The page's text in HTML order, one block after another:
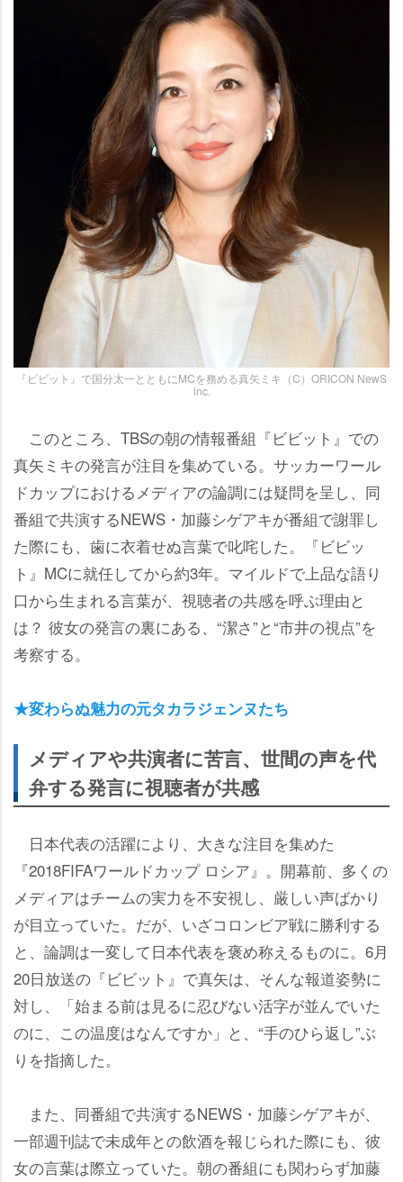
『ビビット』で国分太一とともにMCを務める真矢ミキ（C）ORICON NewS
inc.
このところ、TBSの朝の情報番組『ビビット』での
真矢ミキの発言が注目を集めている。サッカーワール
ドカップにおけるメディアの論調には疑問を呈し、同
番組で共演するNEWS・加藤シゲアキが番組で謝罪し
た際にも、歯に衣着せぬ言葉で叱咤した。『ビビッ
ト』MCに就任してから約3年。マイルドで上品な語り
口から生まれる言葉が、視聴者の共感を呼ぶ理由と
は？ 彼女の発言の裏にある、“潔さ”と“市井の視点”を
考察する。
★変わらぬ魅力の元タカラジェンヌたち
メディアや共演者に苦言、世間の声を代
弁する発言に視聴者が共感
日本代表の活躍により、大きな注目を集めた
『2018FIFAワールドカップ ロシア』。開幕前、多くの
メディアはチームの実力を不安視し、厳しい声ばかり
が目立っていた。だが、いざコロンビア戦に勝利する
と、論調は一変して日本代表を褒め称えるものに。6月
20日放送の『ビビット』で真矢は、そんな報道姿勢に
対し、「始まる前は見るに忍びない活字が並んでいた
のに、この温度はなんですか」と、“手のひら返し”ぶ
りを指摘した。
また、同番組で共演するNEWS・加藤シゲアキが、
一部週刊誌で未成年との飲酒を報じられた際にも、彼
女の言葉は際立っていた。朝の番組にも関わらず加藤